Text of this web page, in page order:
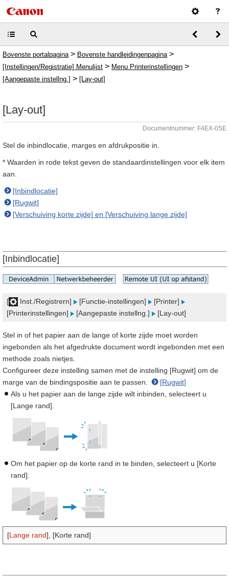
Bovenste portalpagina > Bovenste handleidingenpagina >
[Instellingen/Registratie] Menulijst > Menu Printerinstellingen >
[Aangepaste instellng.] > [Lay-out]
[Lay-out]
Documentnummer: F4EX-0SE
Stel de inbindlocatie, marges en afdrukpositie in.
* Waarden in rode tekst geven de standaardinstellingen voor elk item
aan.
[Inbindlocatie]
[Rugwit]
[Verschuiving korte zijde] en [Verschuiving lange zijde]
[Inbindlocatie]
[ Inst./Registrern] [Functie-instellingen]
[Printer]
[Printerinstellingen]
[Aangepaste instellng.] [Lay-out]
Stel in of het papier aan de lange of korte zijde moet worden
ingebonden als het afgedrukte document wordt ingebonden met een
methode zoals nietjes.
Configureer deze instelling samen met de instelling [Rugwit] om de
marge van de bindingspositie aan te passen.
[Rugwit]
Als u het papier aan de lange zijde wilt inbinden, selecteert u
[Lange rand].
Om het papier op de korte rand in te binden, selecteert u [Korte
rand].
[Lange rand], [Korte rand]